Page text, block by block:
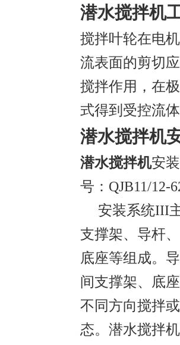
潜水搅拌机
搅拌叶轮在电
流表面的剪切
搅拌作用，在
式得到受控流
潜水搅拌机
潜水搅拌机安
号： QJB11/12-
安装系统III
支撑架、导杆
底座等组成。
间支撑架、底
不同方向搅拌
态。潜水搅拌